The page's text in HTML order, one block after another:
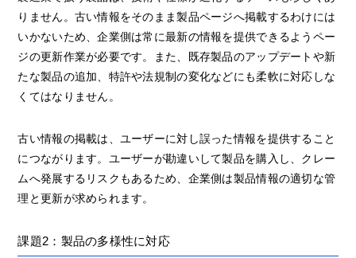
りません。古い情報をそのまま製品ページへ掲載するわけには
いかないため、企業側は常に最新の情報を提供できるようペー
ジの更新作業が必要です。また、既存製品のアップデートや新
たな製品の追加、特許や法規制の変化などにも柔軟に対応しな
くてはなりません。
古い情報の掲載は、ユーザーに対し誤った情報を提供すること
につながります。ユーザーが勘違いして製品を購入し、クレー
ムへ発展するリスクもあるため、企業側は製品情報の適切な管
理と更新が求められます。
課題2：製品の多様性に対応